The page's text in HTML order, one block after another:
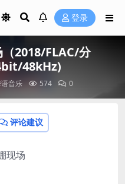
登录
（2018/FLAC/分
48kHz)
音乐 574 0
评论建议
现场